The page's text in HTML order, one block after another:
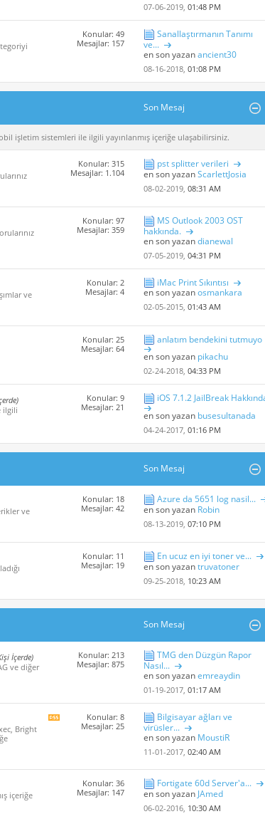
07-06-2019, 01:48 PM
Konular: 49
Mesajlar: 157
Sanallaştırmanın Tanımı
ve...
en son yazanancient30
08-16-2018, 01:08 PM
Son Mesaj
işletim sistemleri ile ilgili yayınlanmış içeriğe ulaşabilirsiniz.
Konular: 315
Mesajlar: 1.104
pst splitter verileri
en son yazanScarlettJosia
08-02-2019, 08:31 AM
Konular: 97
Mesajlar: 359
MS Outlook 2003 OST
hakkında.
en son yazandianewal
07-05-2019, 04:31 PM
ve
Konular: 2
Mesajlar: 4
iMac Print Sıkıntısı
en son yazanosmankara
02-05-2015, 01:43 AM
Konular: 25
Mesajlar: 64
anlatım bendekini tutmuyo
en son yazan pikachu
02-24-2018, 04:33 PM
ilgili
Konular: 9
Mesajlar: 21
iOS 7.1.2 JailBreak
en son yazan busesultanada
04-24-2017, 01:16 PM
Son Mesaj
ve
Konular: 18
Mesajlar: 42
Azure da 5651 log nasil...
en son yazan Robin
08-13-2019, 07:10 PM
Konular: 11
Mesajlar: 19
En ucuz en iyi toner ve...
en son yazantruvatoner
09-25-2018, 10:23 AM
Son Mesaj
İçerde)
ve diğer
Konular: 213
Mesajlar: 875
TMG den Düzgün Rapor
Nasıl...
en son yazanemreaydin
01-19-2017, 01:17 AM
Bright
Forum'un
Konular: 8
Mesajlar: 25
Bilgisayar ağları ve
virüsler...
en son yazan MoustiR
11-01-2017, 02:40 AM
içeriğe
Konular: 36
Mesajlar: 147
Fortigate 60d Server'a...
en son yazan JAmed
06-02-2016, 10:30 AM